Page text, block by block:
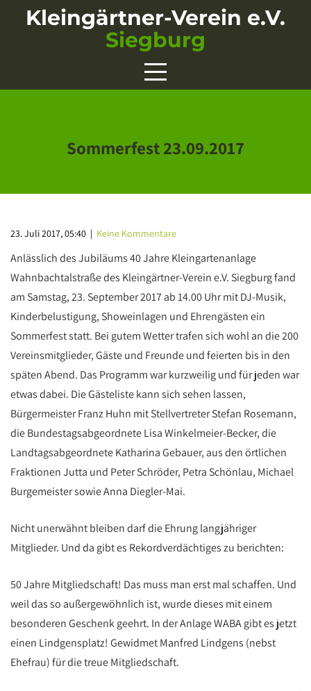
Kleingärtner-Verein e.V.
Siegburg
Sommerfest 23.09.2017
23. Juli 2017, 05:40 | Keine Kommentare
Anlässlich des Jubiläums 40 Jahre Kleingartenanlage
Wahnbachtalstraße des Kleingärtner-Verein e.V. Siegburg fand
am Samstag, 23. September 2017 ab 14.00 Uhr mit DJ-Musik,
Kinderbelustigung, Showeinlagen und Ehrengästen ein
Sommerfest statt. Bei gutem Wetter trafen sich wohl an die 200
Vereinsmitglieder, Gäste und Freunde und feierten bis in den
späten Abend. Das Programm war kurzweilig und für jeden war
etwas dabei. Die Gästeliste kann sich sehen lassen,
Bürgermeister Franz Huhn mit Stellvertreter Stefan Rosemann,
die Bundestagsabgeordnete Lisa Winkelmeier-Becker, die
Landtagsabgeordnete Katharina Gebauer, aus den örtlichen
Fraktionen Jutta und Peter Schröder, Petra Schönlau, Michael
Burgemeister sowie Anna Diegler-Mai.
Nicht unerwähnt bleiben darf die Ehrung langjähriger
Mitglieder. Und da gibt es Rekordverdächtiges zu berichten:
50 Jahre Mitgliedschaft! Das muss man erst mal schaffen. Und
weil das so außergewöhnlich ist, wurde dieses mit einem
besonderen Geschenk geehrt. In der Anlage WABA gibt es jetzt
einen Lindgensplatz! Gewidmet Manfred Lindgens (nebst
Ehefrau) für die treue Mitgliedschaft.